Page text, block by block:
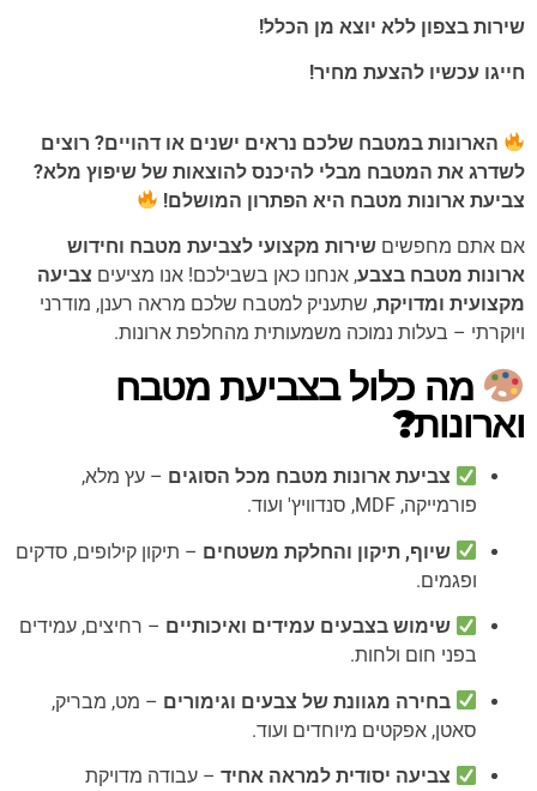
שירות בצפון ללא יוצא מן הכלל!
חייגו עכשיו להצעת מחיר!
הארונות במטבח שלכם נראים ישנים או דהויים? רוצים
לשדרג את המטבח מבלי להיכנס להוצאות של שיפוץ מלא?
צביעת ארונות מטבח היא הפתרון המושלם!
אם אתם מחפשים שירות מקצועי לצביעת מטבח וחידוש
ארונות מטבח בצבע, אנחנו כאן בשבילכם! אנו מציעים צביעה
מקצועית ומדויקת, שתעניק למטבח שלכם מראה רענן, מודרני
ויוקרתי – בעלות נמוכה משמעותית מהחלפת ארונות.
מה כלול בצביעת מטבח
וארונות?
צביעת ארונות מטבח מכל הסוגים – עץ מלא,
פורמייקה, MDF, סנדוויץ' ועוד.
שיוף, תיקון והחלקת משטחים – תיקון קילופים, סדקים
ופגמים.
שימוש בצבעים עמידים ואיכותיים – רחיצים, עמידים
בפני חום ולחות.
בחירה מגוונת של צבעים וגימורים – מט, מבריק,
סאטן, אפקטים מיוחדים ועוד.
צביעה יסודית למראה אחיד – עבודה מדויקת